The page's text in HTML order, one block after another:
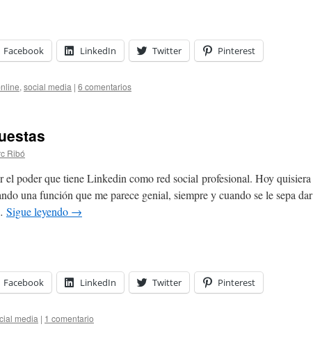
Facebook LinkedIn Twitter Pinterest
, social media | 6 comentarios
Ribó
el poder que tiene Linkedin como red social profesional. Hoy quisiera
una función que me parece genial, siempre y cuando se le sepa dar
Sigue leyendo →
Facebook LinkedIn Twitter Pinterest
media | 1 comentario